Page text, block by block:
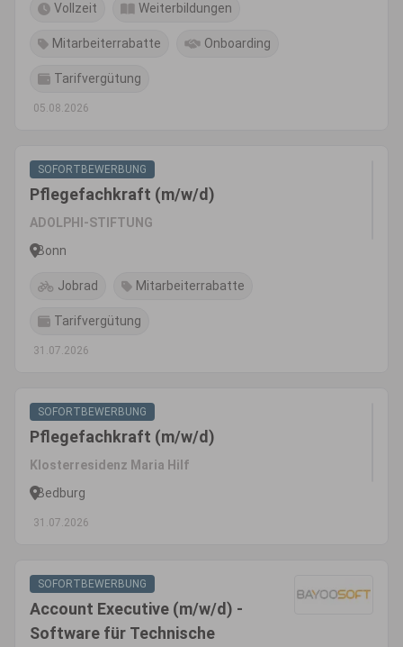
Vollzeit Weiterbildungen
Mitarbeiterrabatte Onboarding
Tarifvergütung
05.08.2026
SOFORTBEWERBUNG
Pflegefachkraft (m/w/d)
ADOLPHI-STIFTUNG
Bonn
Jobrad Mitarbeiterrabatte
Tarifvergütung
31.07.2026
SOFORTBEWERBUNG
Pflegefachkraft (m/w/d)
Klosterresidenz Maria Hilf
Bedburg
31.07.2026
SOFORTBEWERBUNG
Account Executive (m/w/d) -
Software für Technische